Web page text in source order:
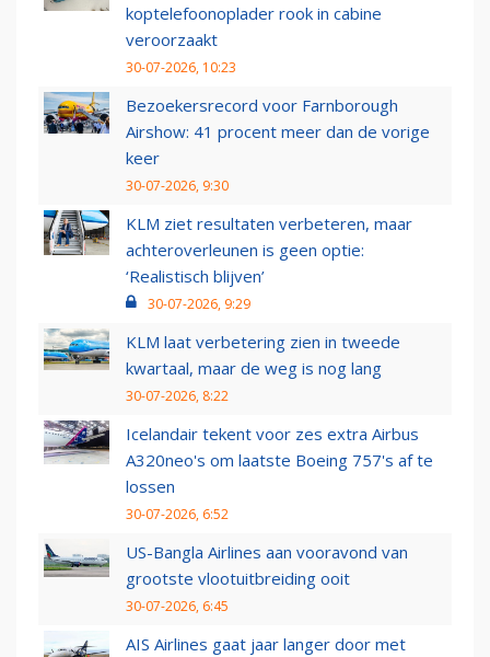
koptelefoonoplader rook in cabine
veroorzaakt
30-07-2026, 10:23
Bezoekersrecord voor Farnborough
Airshow: 41 procent meer dan de vorige
keer
30-07-2026, 9:30
KLM ziet resultaten verbeteren, maar
achteroverleunen is geen optie:
‘Realistisch blijven’
30-07-2026, 9:29
KLM laat verbetering zien in tweede
kwartaal, maar de weg is nog lang
30-07-2026, 8:22
Icelandair tekent voor zes extra Airbus
A320neo's om laatste Boeing 757's af te
lossen
30-07-2026, 6:52
US-Bangla Airlines aan vooravond van
grootste vlootuitbreiding ooit
30-07-2026, 6:45
AIS Airlines gaat jaar langer door met